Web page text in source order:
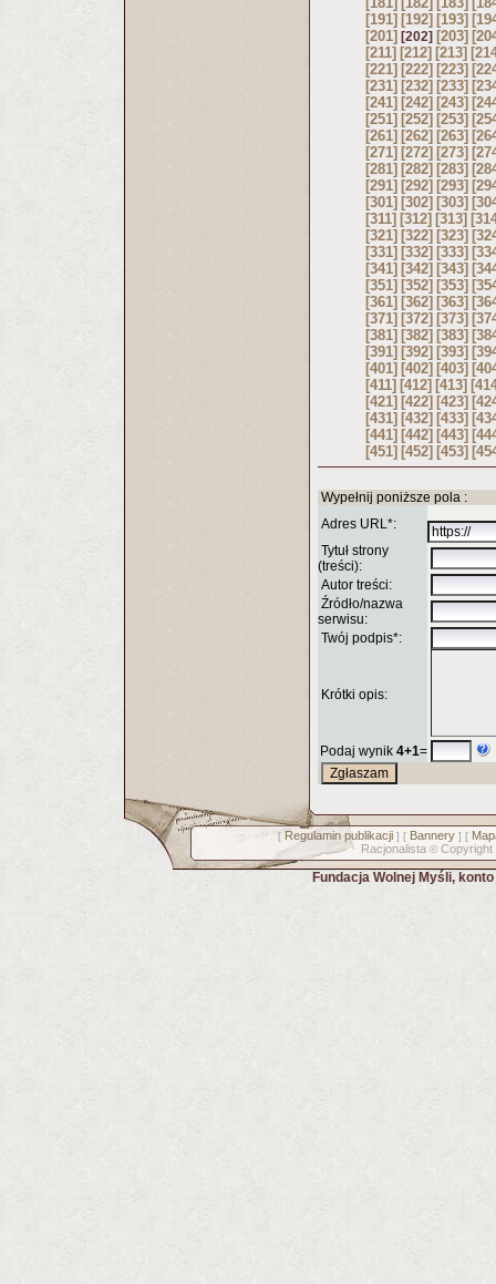
[191] [192] [193]
[201] [202] [203]
[211] [212] [213]
[221] [222] [223]
[231] [232] [233]
[241] [242] [243]
[251] [252] [253]
[261] [262] [263]
[271] [272] [273]
[281] [282] [283]
[291] [292] [293]
[301] [302] [303]
[311] [312] [313]
[321] [322] [323]
[331] [332] [333]
[341] [342] [343]
[351] [352] [353]
[361] [362] [363]
[371] [372] [373]
[381] [382] [383]
[391] [392] [393]
[401] [402] [403]
[411] [412] [413]
[421] [422] [423]
[431] [432] [433]
[441] [442] [443]
[451] [452] [453]
Wypełnij poniższe pola :
Adres URL*:
Tytuł strony
(treści):
Autor treści:
Źródło/nazwa
serwisu:
Twój podpis*:
Krótki opis:
Podaj wynik 4+1=
[ Regulamin publikacji] [ Bannery] [
Racjonalista © Copyright
Fundacja Wolnej Myśli,